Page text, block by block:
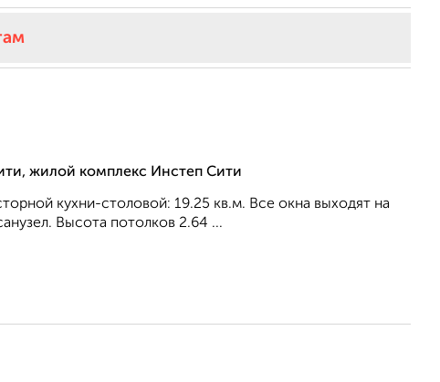
жилой комплекс Инстеп Сити
кухни-столовой: 19.25 кв.м. Все окна выходят на
Высота потолков 2.64 ...